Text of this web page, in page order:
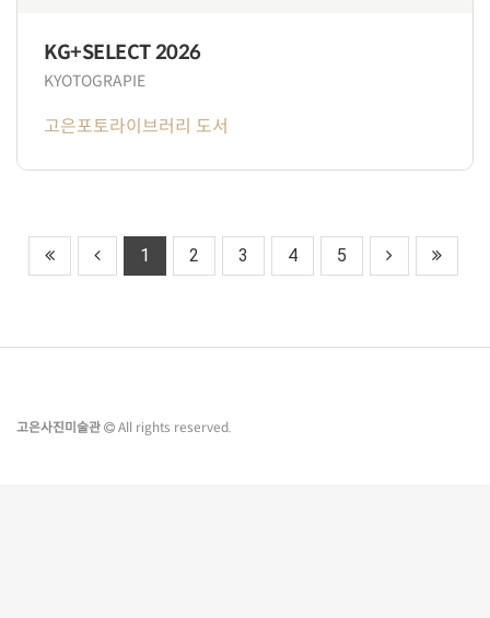
KG+SELECT 2026
KYOTOGRAPIE
고은포토라이브러리 도서
1 2 3 4 5
고은사진미술관 All rights reserved.